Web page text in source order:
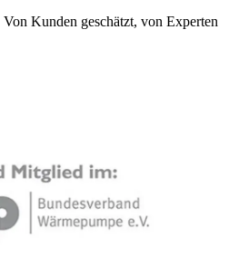
Von Kunden geschätzt, von Experten